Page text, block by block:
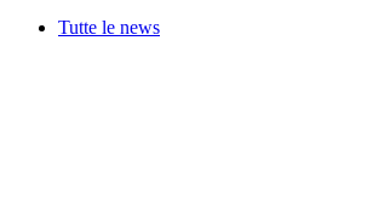
Tutte le news